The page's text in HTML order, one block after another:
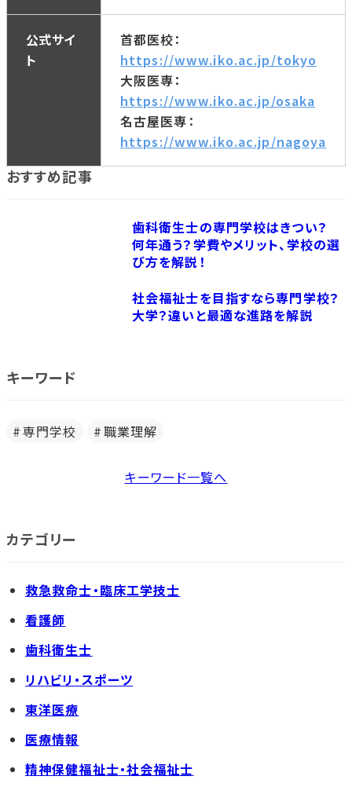
公式サイ
ト
首都医校：
https://www.iko.ac.jp/tokyo
大阪医専：
https://www.iko.ac.jp/osaka
名古屋医専：
https://www.iko.ac.jp/nagoya
おすすめ記事
歯科衛生士の専門学校はきつい？
何年通う？学費やメリット、学校の選
び方を解説！
社会福祉士を目指すなら専門学校？
大学？違いと最適な進路を解説
キーワード
専門学校 職業理解
キーワード一覧へ
カテゴリー
救急救命士・臨床工学技士
看護師
歯科衛生士
リハビリ・スポーツ
東洋医療
医療情報
精神保健福祉士・社会福祉士